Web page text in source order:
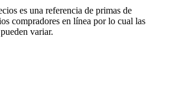
es una referencia de primas de
compradores en línea por lo cual las
variar.